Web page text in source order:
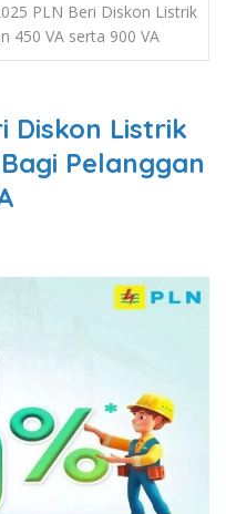
PLN Beri Diskon Listrik
450 VA serta 900 VA
Diskon Listrik
Pelanggan